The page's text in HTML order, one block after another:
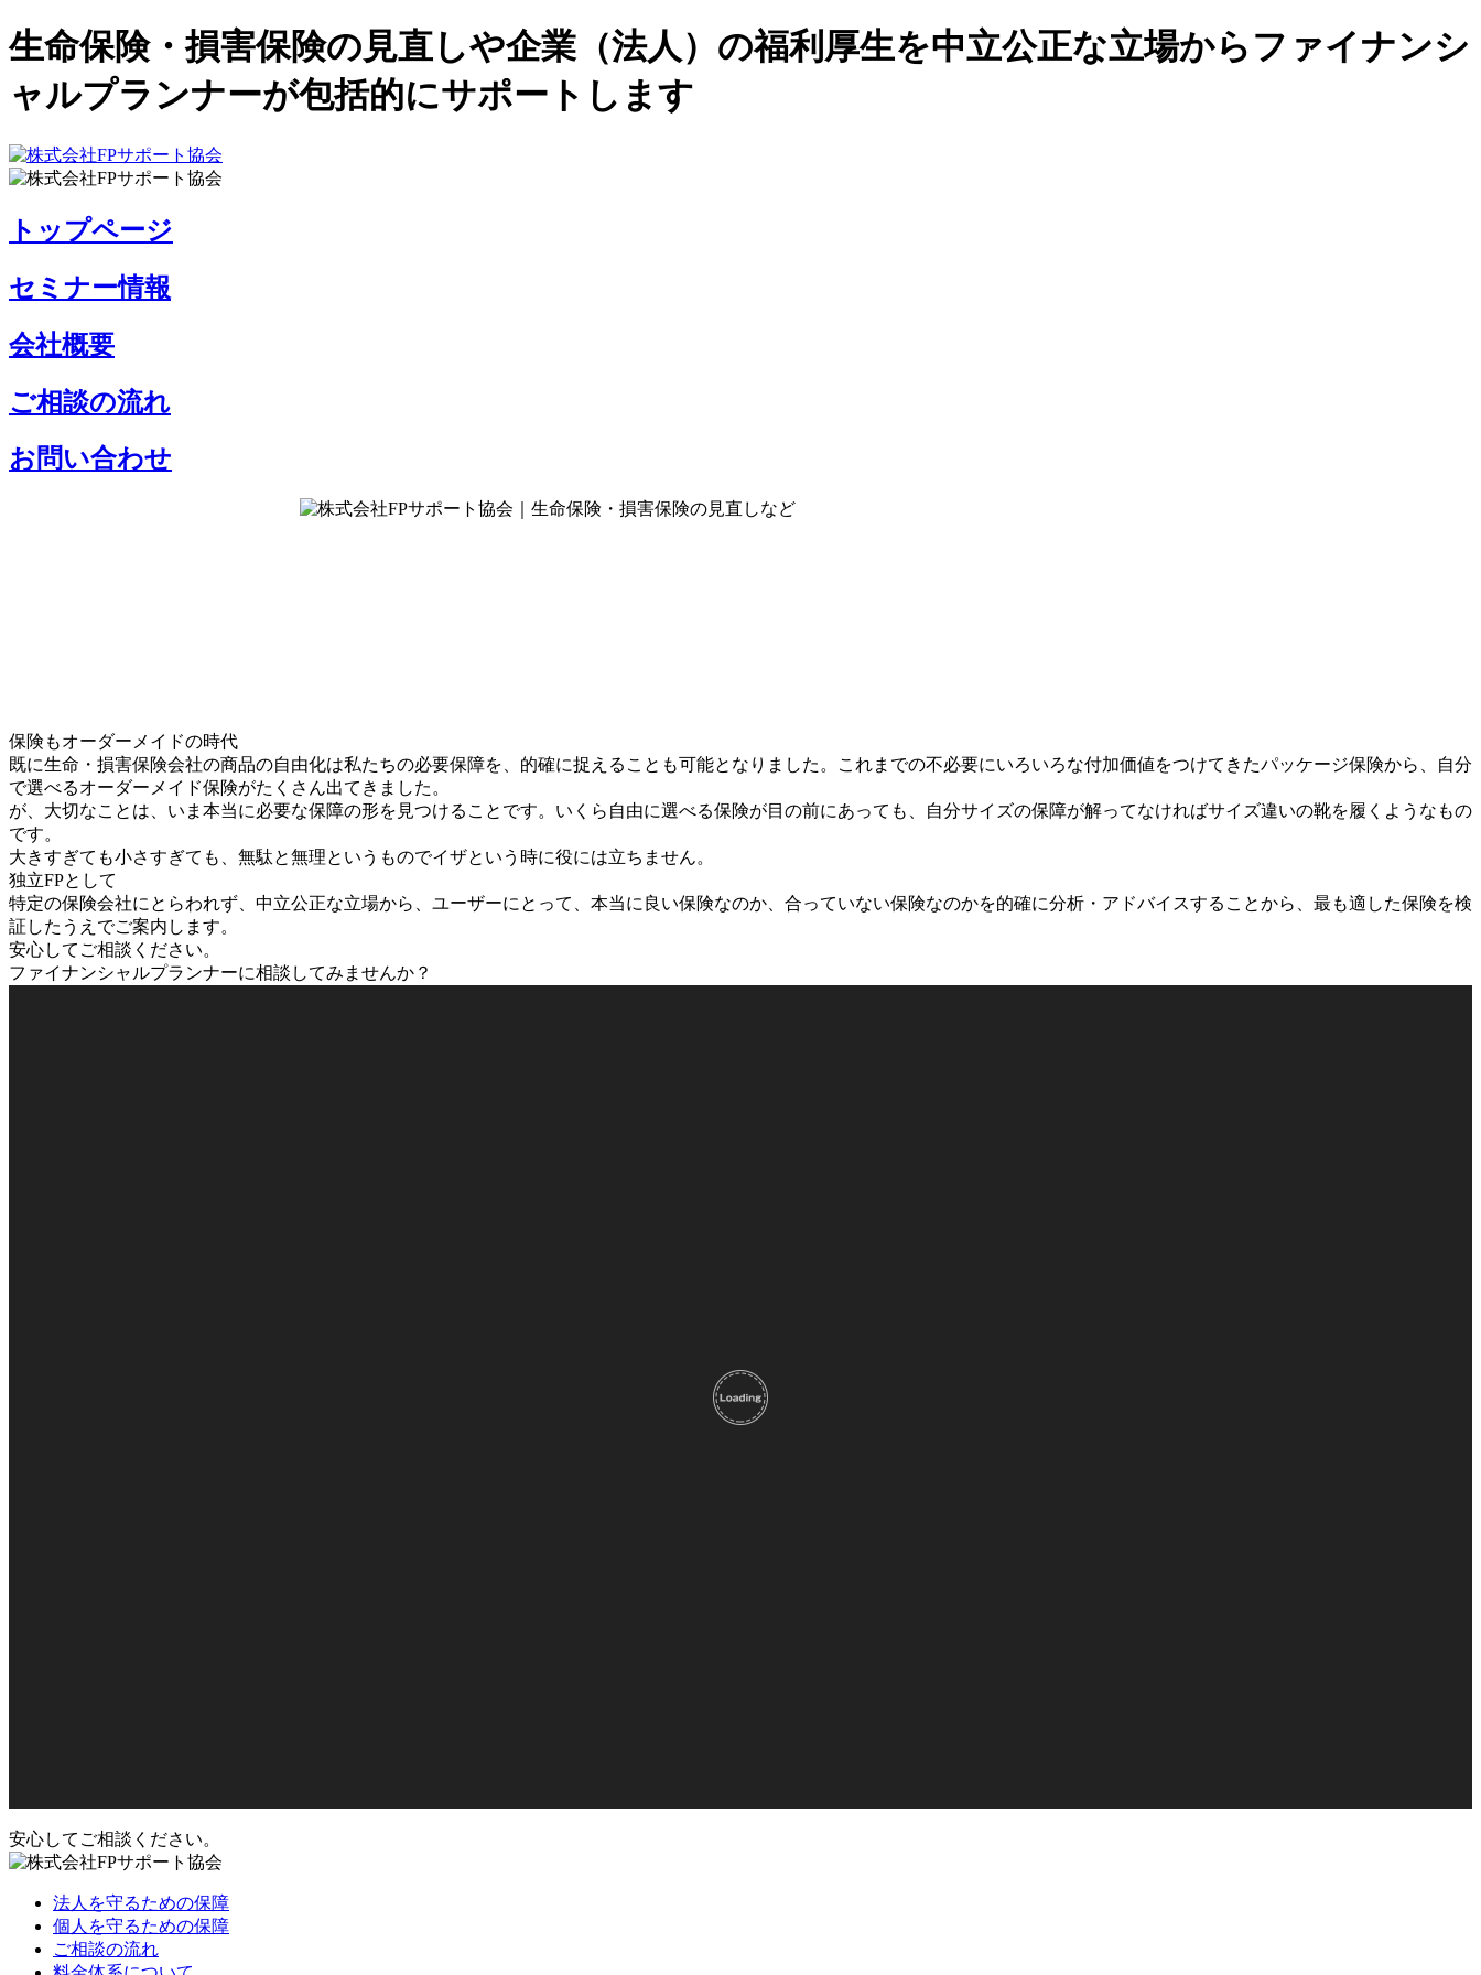
生命保険・損害保険の見直しや企業（法人）の福利厚生を中立公正な立場からファイナンシ
ャルプランナーが包括的にサポートします
トップページ
セミナー情報
会社概要
ご相談の流れ
お問い合わせ
保険もオーダーメイドの時代
既に生命・損害保険会社の商品の自由化は私たちの必要保障を、的確に捉えることも可能となりました。これまでの不必要にいろいろな付加価値をつけてきたパッケージ保険から、自分
で選べるオーダーメイド保険がたくさん出てきました。
が、大切なことは、いま本当に必要な保障の形を見つけることです。いくら自由に選べる保険が目の前にあっても、自分サイズの保障が解ってなければサイズ違いの靴を履くようなもの
です。
大きすぎても小さすぎても、無駄と無理というものでイザという時に役には立ちません。
独立FPとして
特定の保険会社にとらわれず、中立公正な立場から、ユーザーにとって、本当に良い保険なのか、合っていない保険なのかを的確に分析・アドバイスすることから、最も適した保険を検
証したうえでご案内します。
安心してご相談ください。
ファイナンシャルプランナーに相談してみませんか？
安心してご相談ください。
法人を守るための保障
個人を守るための保障
ご相談の流れ